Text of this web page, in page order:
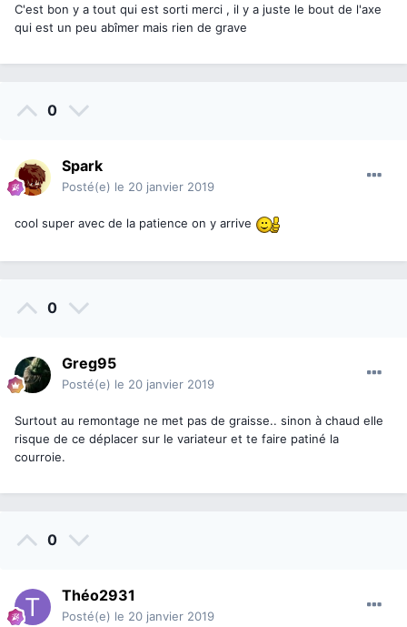
C'est bon y a tout qui est sorti merci , il y a juste le bout de l'axe
qui est un peu abîmer mais rien de grave
0
Spark
Posté(e) le 20 janvier 2019
cool super avec de la patience on y arrive
0
Greg95
Posté(e) le 20 janvier 2019
Surtout au remontage ne met pas de graisse.. sinon à chaud elle
risque de ce déplacer sur le variateur et te faire patiné la
courroie.
0
Théo2931
Posté(e) le 20 janvier 2019